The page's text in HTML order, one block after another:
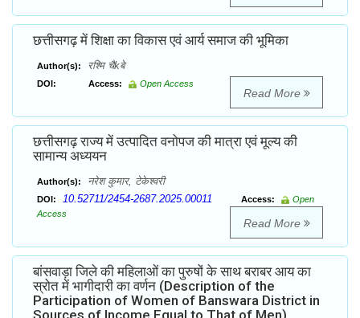
छत्तीसगढ़ में शिक्षा का विकास एवं आर्य समाज की भूमिका
Author(s): रश्मि चैkबे
DOI: Access: Open Access
Read More
छत्तीसगढ़ राज्य में उत्पादित वनोपज की मात्रा एवं मूल्य की
सामान्य अध्ययन
Author(s): नरेश कुमार, टेकेश्वरी
DOI: 10.52711/2454-2687.2025.00011 Access:
Open
Access
Read More
बांसवाड़ा जिले की महिलाओं का पुरुषों के साथ बराबर आय का
स्रोत में भागीदारी का वर्णन (Description of the
Participation of Women of Banswara District in